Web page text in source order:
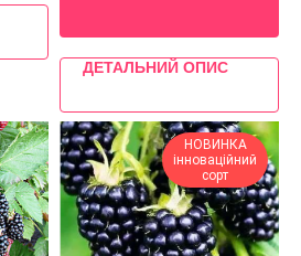
ДЕТАЛЬНИЙ ОПИС
НОВИНКА
інноваційний
сорт